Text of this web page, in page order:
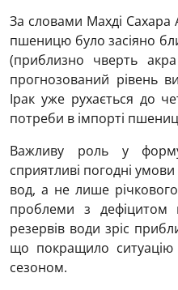
За словами Махді Сахара
пшеницю було засіяно
(приблизно чверть
прогнозований рівень
Ірак уже рухається до
потреби в імпорті
Важливу роль у
сприятливі погодні
вод, а не лише
проблеми з дефіцитом
резервів води зріс
що покращило ситуацію
сезоном.